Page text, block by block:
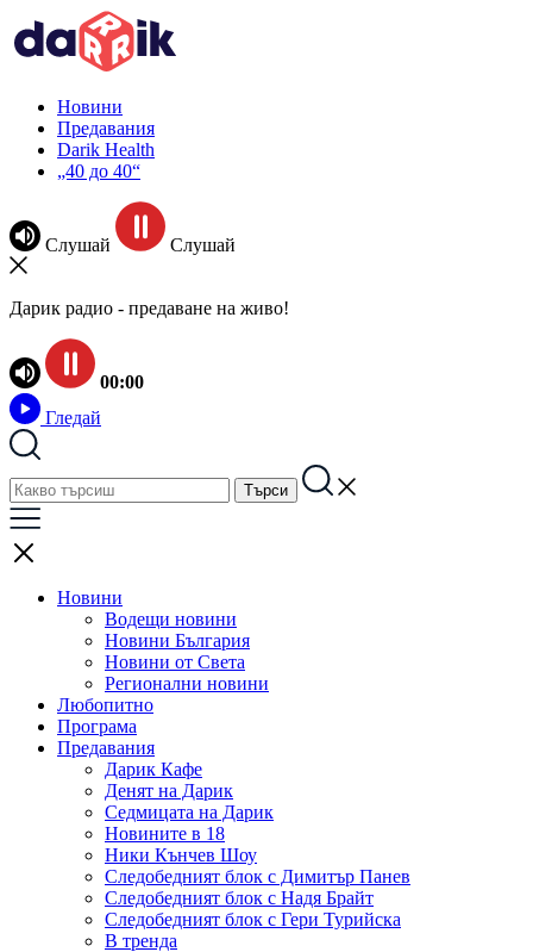
Новини
Предавания
Darik Health
„40 до 40“
Слушай Слушай
Дарик радио - предаване на живо!
00:00
Гледай
Новини
Водещи новини
Новини България
Новини от Света
Регионални новини
Любопитно
Програма
Предавания
Дарик Кафе
Денят на Дарик
Седмицата на Дарик
Новините в 18
Ники Кънчев Шоу
Следобедният блок с Димитър Панев
Следобедният блок с Надя Брайт
Следобедният блок с Гери Турийска
В тренда